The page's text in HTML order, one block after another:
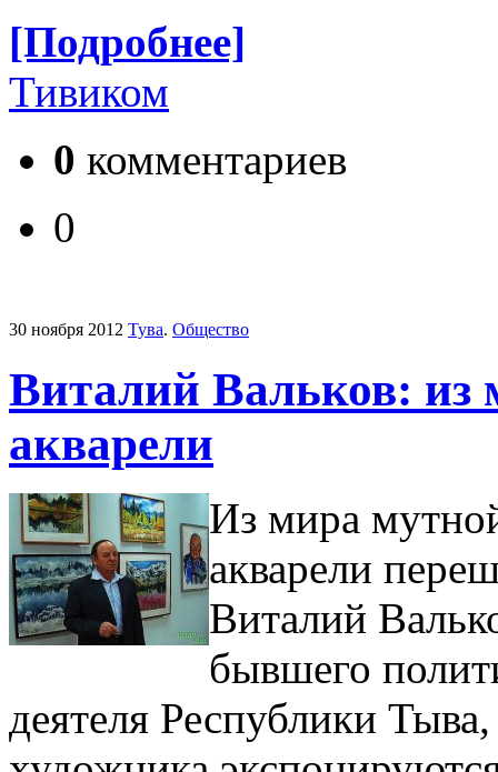
[Подробнее]
Тивиком
0 комментариев
0
30 ноября 2012 Тува. Общество
Виталий Вальков: из
акварели
Из мира
акварели
Виталий
бывшего
деятеля Республики